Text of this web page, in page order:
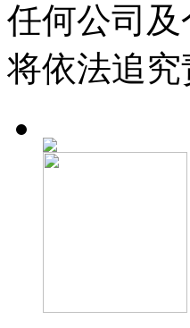
任何公司
将依法追